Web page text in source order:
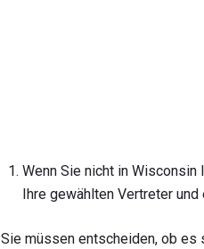
Wenn Sie nicht in
Ihre gewählten Vertreter
Sie müssen entscheiden, ob es